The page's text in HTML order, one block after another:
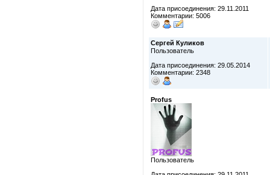
Дата присоединения: 29.11.2011
Комментарии: 5006
Сергей Куликов
Пользователь
Дата присоединения: 29.05.2014
Комментарии: 2348
Profus
Пользователь